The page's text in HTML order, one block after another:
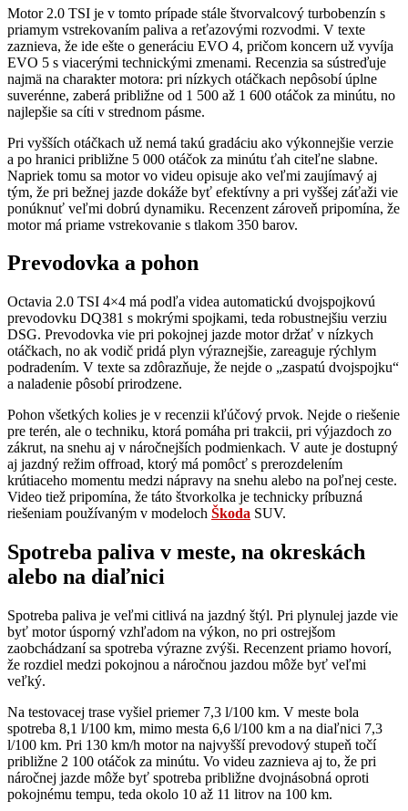
Motor 2.0 TSI je v tomto prípade stále štvorvalcový turbobenzín s
priamym vstrekovaním paliva a reťazovými rozvodmi. V texte
zaznieva, že ide ešte o generáciu EVO 4, pričom koncern už vyvíja
EVO 5 s viacerými technickými zmenami. Recenzia sa sústreďuje
najmä na charakter motora: pri nízkych otáčkach nepôsobí úplne
suverénne, zaberá približne od 1 500 až 1 600 otáčok za minútu, no
najlepšie sa cíti v strednom pásme.
Pri vyšších otáčkach už nemá takú gradáciu ako výkonnejšie verzie
a po hranici približne 5 000 otáčok za minútu ťah citeľne slabne.
Napriek tomu sa motor vo videu opisuje ako veľmi zaujímavý aj
tým, že pri bežnej jazde dokáže byť efektívny a pri vyššej záťaži vie
ponúknuť veľmi dobrú dynamiku. Recenzent zároveň pripomína, že
motor má priame vstrekovanie s tlakom 350 barov.
Prevodovka a pohon
Octavia 2.0 TSI 4×4 má podľa videa automatickú dvojspojkovú
prevodovku DQ381 s mokrými spojkami, teda robustnejšiu verziu
DSG. Prevodovka vie pri pokojnej jazde motor držať v nízkych
otáčkach, no ak vodič pridá plyn výraznejšie, zareaguje rýchlym
podradením. V texte sa zdôrazňuje, že nejde o „zaspatú dvojspojku“
a naladenie pôsobí prirodzene.
Pohon všetkých kolies je v recenzii kľúčový prvok. Nejde o riešenie
pre terén, ale o techniku, ktorá pomáha pri trakcii, pri výjazdoch zo
zákrut, na snehu aj v náročnejších podmienkach. V aute je dostupný
aj jazdný režim offroad, ktorý má pomôcť s prerozdelením
krútiaceho momentu medzi nápravy na snehu alebo na poľnej ceste.
Video tiež pripomína, že táto štvorkolka je technicky príbuzná
riešeniam používaným v modeloch Škoda SUV.
Spotreba paliva v meste, na okreskách
alebo na diaľnici
Spotreba paliva je veľmi citlivá na jazdný štýl. Pri plynulej jazde vie
byť motor úsporný vzhľadom na výkon, no pri ostrejšom
zaobchádzaní sa spotreba výrazne zvýši. Recenzent priamo hovorí,
že rozdiel medzi pokojnou a náročnou jazdou môže byť veľmi
veľký.
Na testovacej trase vyšiel priemer 7,3 l/100 km. V meste bola
spotreba 8,1 l/100 km, mimo mesta 6,6 l/100 km a na diaľnici 7,3
l/100 km. Pri 130 km/h motor na najvyšší prevodový stupeň točí
približne 2 100 otáčok za minútu. Vo videu zaznieva aj to, že pri
náročnej jazde môže byť spotreba približne dvojnásobná oproti
pokojnému tempu, teda okolo 10 až 11 litrov na 100 km.